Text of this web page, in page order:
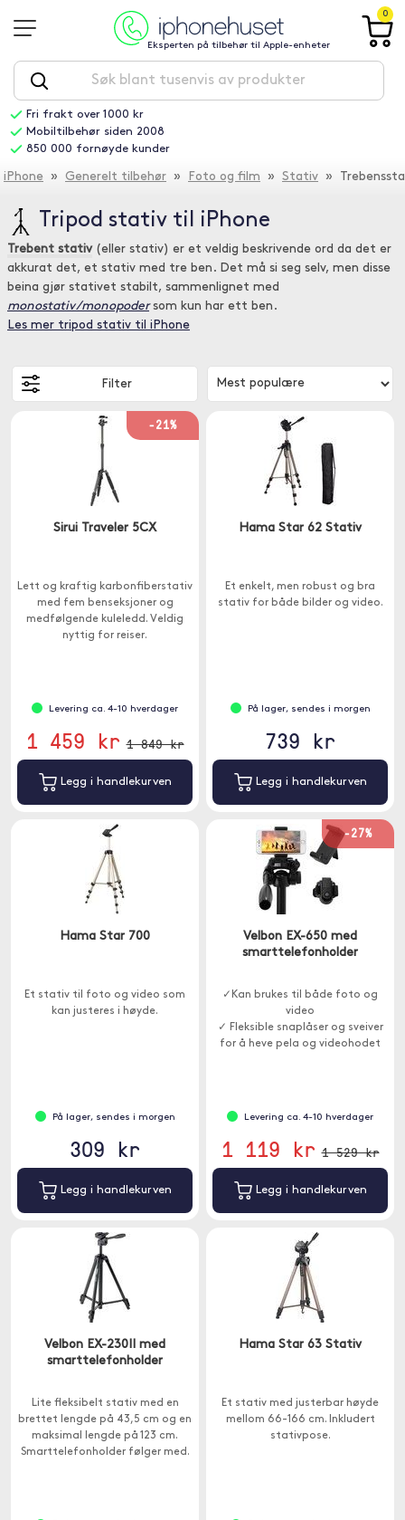
Eksperten på tilbehør til Apple-enheter
0
Fri frakt over 1000 kr
Mobiltilbehør siden 2008
850 000 fornøyde kunder
iPhone » Generelt tilbehør » Foto og film » Stativ »
Tripod stativ til iPhone
Trebent stativ(eller stativ) er et veldig beskrivende ord da det er
akkurat det, et stativ med tre ben. Det må si seg selv, men disse
beina gjør stativet stabilt, sammenlignet med
monostativ/monopodersom kun har ett ben.
Les mer tripod stativ til iPhone
Filter
-21%
Sirui Traveler 5CX
Lett og kraftig karbonfiberstativ
med fem benseksjoner og
medfølgende kuleledd. Veldig
nyttig for reiser.
Levering ca. 4-10 hverdager
1 459 kr 1 849 kr
Legg i handlekurven
Hama Star 62 Stativ
Et enkelt, men robust og bra
stativ for både bilder og video.
På lager, sendes i morgen
739 kr
Legg i handlekurven
Hama Star 700
Et stativ til foto og video som
kan justeres i høyde.
På lager, sendes i morgen
309 kr
Legg i handlekurven
-27%
Velbon EX-650 med
smarttelefonholder
✓Kan brukes til både foto og
video
✓ Fleksible snaplåser og sveiver
for å heve pela og videohodet
Levering ca. 4-10 hverdager
1 119 kr 1 529 kr
Legg i handlekurven
Velbon EX-230II med
smarttelefonholder
Lite fleksibelt stativ med en
brettet lengde på 43,5 cm og en
maksimal lengde på 123 cm.
Smarttelefonholder følger med.
Hama Star 63 Stativ
Et stativ med justerbar høyde
mellom 66-166 cm. Inkludert
stativpose.